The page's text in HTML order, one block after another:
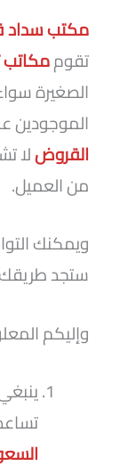
مكتب
تقوم
الصغيرة
الموجودين
القروضلا
من العميل.
ويمكنك
ستجد
وإليكم